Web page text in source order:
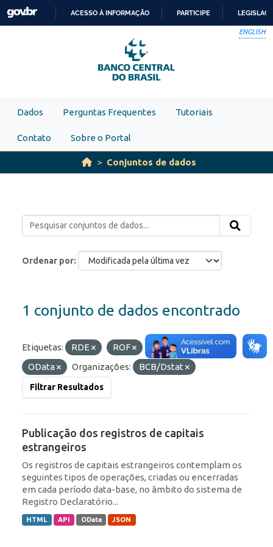
Skip to main content
PARA
O
CONTEÚDO
ACESSO À INFORMAÇÃO PARTICIPE
ENGLISH
Dados Perguntas Frequentes Tutoriais
Contato Sobre o Portal
Conjuntos de dados
Ordenar por
1 conjunto de dados encontrado
Etiquetas: RDE ROF Formatos:
JSON
OData
Organizações: BCB/Dstat
Filtrar Resultados
Publicação dos registros de capitais
estrangeiros
Os registros de capitais estrangeiros contemplam os
seguintes tipos de operações, criadas ou encerradas
em cada período data-base, no âmbito do sistema de
Registro Declaratório...
HTML API OData JSON